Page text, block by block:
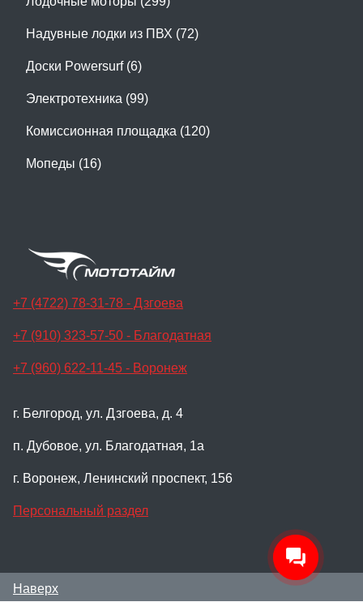
Надувные лодки из ПВХ (72)
Доски Powersurf (6)
Электротехника (99)
Комиссионная площадка (120)
Мопеды (16)
+7 (4722) 78-31-78 - Дзгоева
+7 (910) 323-57-50 - Благодатная
+7 (960) 622-11-45 - Воронеж
г. Белгород, ул. Дзгоева, д. 4
п. Дубовое, ул. Благодатная, 1а
г. Воронеж, Ленинский проспект, 156
Персональный раздел
Наверх